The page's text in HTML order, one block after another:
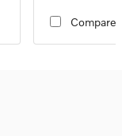
Comparer